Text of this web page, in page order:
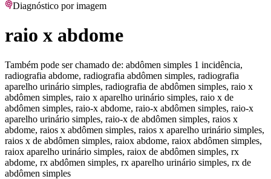
Diagnóstico por imagem
raio x abdome
Também pode ser chamado de: abdômen simples 1 incidência,
radiografia abdome, radiografia abdômen simples, radiografia
aparelho urinário simples, radiografia de abdômen simples, raio x
abdômen simples, raio x aparelho urinário simples, raio x de
abdômen simples, raio-x abdome, raio-x abdômen simples, raio-x
aparelho urinário simples, raio-x de abdômen simples, raios x
abdome, raios x abdômen simples, raios x aparelho urinário simples,
raios x de abdômen simples, raiox abdome, raiox abdômen simples,
raiox aparelho urinário simples, raiox de abdômen simples, rx
abdome, rx abdômen simples, rx aparelho urinário simples, rx de
abdômen simples